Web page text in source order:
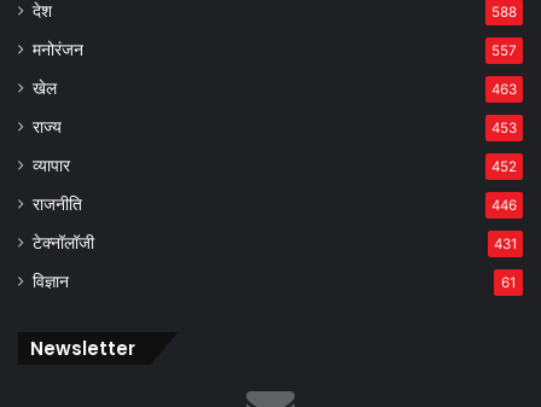
देश 588
मनोरंजन 557
खेल 463
राज्य 453
व्यापार 452
राजनीति 446
टेक्नॉलॉजी 431
विज्ञान 61
Newsletter